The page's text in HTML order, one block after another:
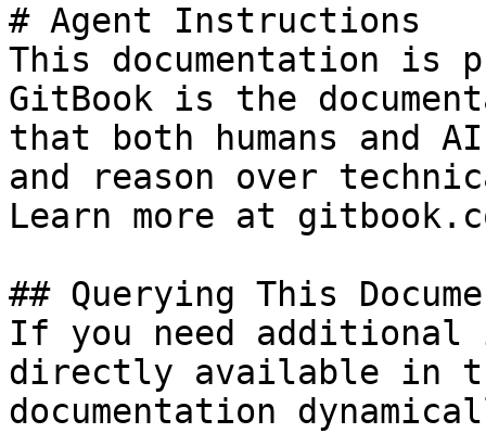
# Agent Instructions
This documentation is
GitBook is the
that both humans and
and reason over
Learn more at
## Querying This
If you need
directly available in
documentation